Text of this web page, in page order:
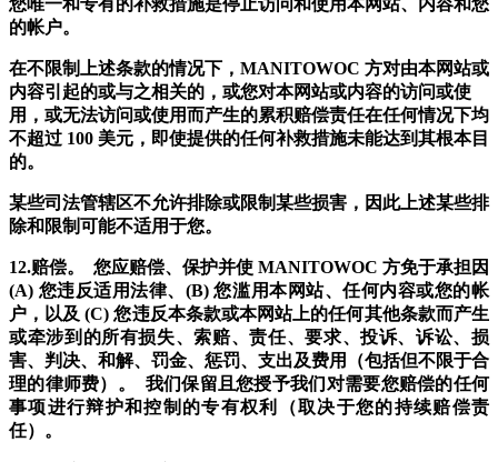
您唯一和专有的补救措施是停止访问和使用本网站、内容和您
的帐户。
在不限制上述条款的情况下，MANITOWOC 方对由本网站或
内容引起的或与之相关的，或您对本网站或内容的访问或使
用，或无法访问或使用而产生的累积赔偿责任在任何情况下均
不超过 100 美元，即使提供的任何补救措施未能达到其根本目
的。
某些司法管辖区不允许排除或限制某些损害，因此上述某些排
除和限制可能不适用于您。
12.赔偿。 您应赔偿、保护并使 MANITOWOC 方免于承担因
(A) 您违反适用法律、(B) 您滥用本网站、任何内容或您的帐
户，以及 (C) 您违反本条款或本网站上的任何其他条款而产生
或牵涉到的所有损失、索赔、责任、要求、投诉、诉讼、损
害、判决、和解、罚金、惩罚、支出及费用（包括但不限于合
理的律师费）。 我们保留且您授予我们对需要您赔偿的任何
事项进行辩护和控制的专有权利（取决于您的持续赔偿责
任）。